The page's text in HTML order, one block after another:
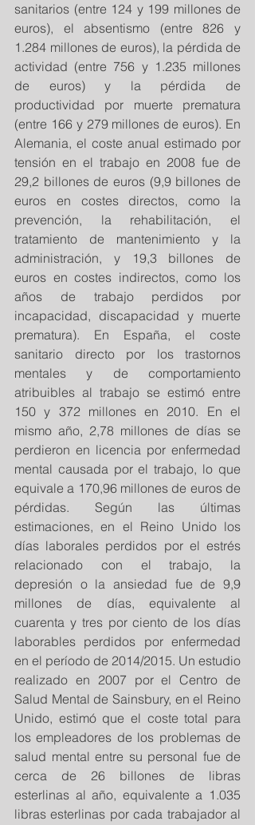
sanitarios (entre 124 y 199 millones de
euros), el absentismo (entre 826 y
1.284 millones de euros), la pérdida de
actividad (entre 756 y 1.235 millones
de euros) y la pérdida de
productividad por muerte prematura
(entre 166 y 279 millones de euros). En
Alemania, el coste anual estimado por
tensión en el trabajo en 2008 fue de
29,2 billones de euros (9,9 billones de
euros en costes directos, como la
prevención, la rehabilitación, el
tratamiento de mantenimiento y la
administración, y 19,3 billones de
euros en costes indirectos, como los
años de trabajo perdidos por
incapacidad, discapacidad y muerte
prematura). En España, el coste
sanitario directo por los trastornos
mentales y de comportamiento
atribuibles al trabajo se estimó entre
150 y 372 millones en 2010. En el
mismo año, 2,78 millones de días se
perdieron en licencia por enfermedad
mental causada por el trabajo, lo que
equivale a 170,96 millones de euros de
pérdidas. Según las últimas
estimaciones, en el Reino Unido los
días laborales perdidos por el estrés
relacionado con el trabajo, la
depresión o la ansiedad fue de 9,9
millones de días, equivalente al
cuarenta y tres por ciento de los días
laborables perdidos por enfermedad
en el período de 2014/2015. Un estudio
realizado en 2007 por el Centro de
Salud Mental de Sainsbury, en el Reino
Unido, estimó que el coste total para
los empleadores de los problemas de
salud mental entre su personal fue de
cerca de 26 billones de libras
esterlinas al año, equivalente a 1.035
libras esterlinas por cada trabajador al